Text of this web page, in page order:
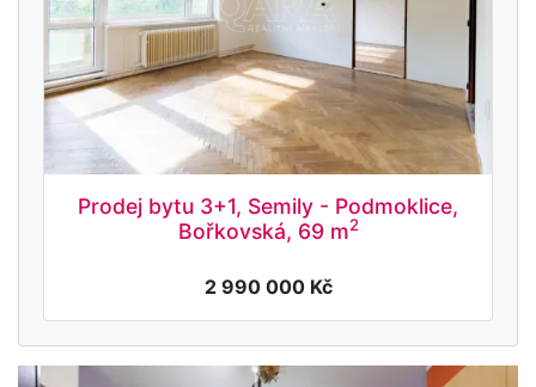
Prodej bytu 3+1, Semily - Podmoklice,
Bořkovská, 69 m2
2 990 000 Kč